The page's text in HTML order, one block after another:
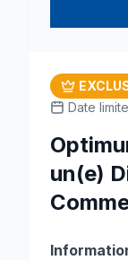
Date
un(e)